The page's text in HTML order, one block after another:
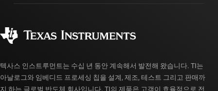
myTI 계정 FAQ
주문 FAQ
텍사스 인스트루먼트는 수십 년 동안 계속해서 발전해 왔습니다. TI는
아날로그와 임베디드 프로세싱 칩을 설계, 제조, 테스트 그리고 판매까
지 하는 글로벌 반도체 회사입니다. TI의 제품은 고객이 효율적으로 전